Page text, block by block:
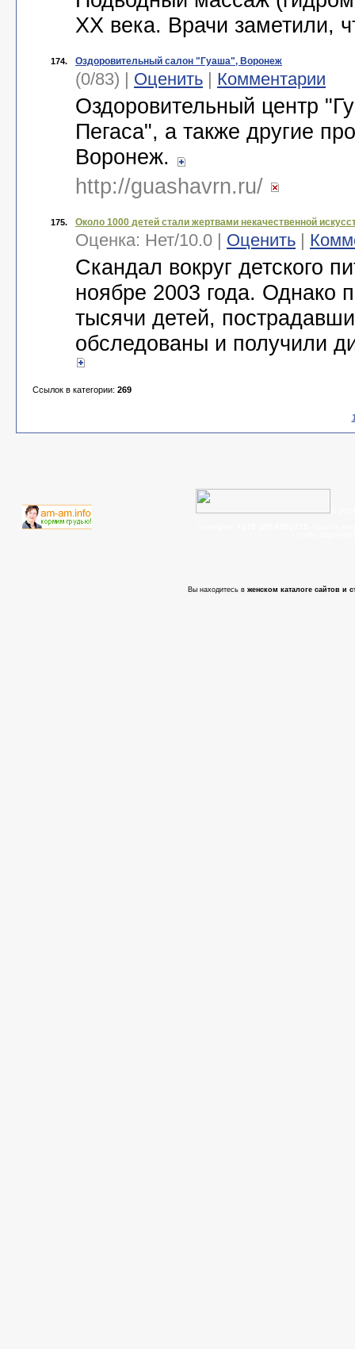
ХХ века. Врачи заметили,
174. Оздоровительный салон "Гуаша", Воронеж
(0/83) | Оценить | Комментарии
Оздоровительный центр
Пегаса", а также другие
Воронеж.
http://guashavrn.ru/
175. Около 1000 детей стали жертвами некачественной
Оценка: Нет/10.0 | Оценить |
Скандал вокруг детского
ноябре 2003 года. Однако
тысячи детей,
обследованы и получили
Ссылок в категории: 269
Вы находитесь в женском каталоге сайтов и